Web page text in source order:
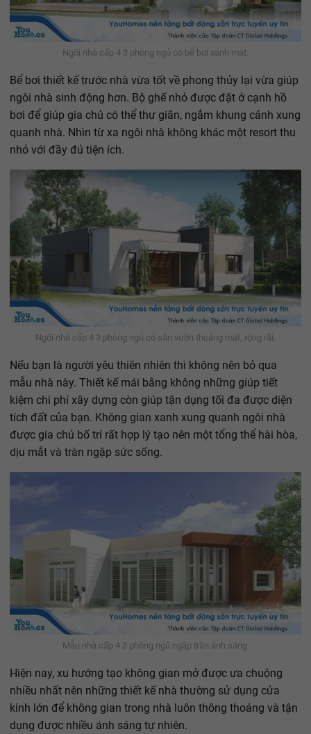
Ngôi nhà cấp 4 3 phòng ngủ có bể bơi xanh mát.
Bể bơi thiết kế trước nhà vừa tốt về phong thủy lại vừa giúp
ngôi nhà sinh động hơn. Bộ ghế nhỏ được đặt ở cạnh hồ
bơi để giúp gia chủ có thể thư giãn, ngắm khung cảnh xung
quanh nhà. Nhìn từ xa ngôi nhà không khác một resort thu
nhỏ với đầy đủ tiện ích.
Ngôi nhà cấp 4 3 phòng ngủ có sân vườn thoáng mát, rộng rãi.
Nếu bạn là người yêu thiên nhiên thì không nên bỏ qua
mẫu nhà này. Thiết kế mái bằng không những giúp tiết
kiệm chi phí xây dựng còn giúp tận dụng tối đa được diện
tích đất của bạn. Không gian xanh xung quanh ngôi nhà
được gia chủ bố trí rất hợp lý tạo nên một tổng thể hài hòa,
dịu mắt và tràn ngập sức sống.
Mẫu nhà cấp 4 3 phòng ngủ ngập tràn ánh sáng.
Hiện nay, xu hướng tạo không gian mở được ưa chuộng
nhiều nhất nên những thiết kế nhà thường sử dụng cửa
kính lớn để không gian trong nhà luôn thông thoáng và tận
dụng được nhiều ánh sáng tự nhiên.